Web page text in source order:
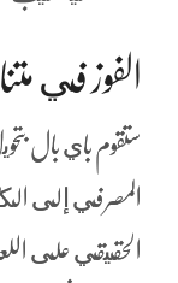
الفوز في
ستقوم باي بال
المصرفي إلى
الحقيقي على